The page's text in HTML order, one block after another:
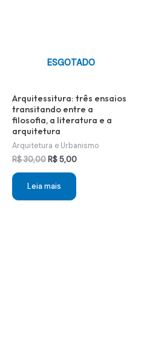
ESGOTADO
Arquitessitura: três ensaios
transitando entre a
filosofia, a literatura e a
arquitetura
Arquitetura e Urbanismo
R$30,00O
era:
R$ 30,00.
R$5,00O
Leia mais